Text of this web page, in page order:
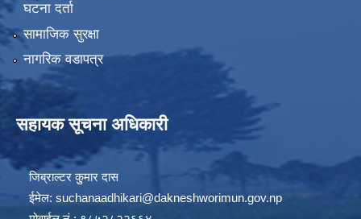
घटना दर्ता
सामाजिक सुरक्षा
नागरिक वडापत्र
सहायक सूचना अधिकारी
जिब्राल्टर कुुमार दास
ईमेल: suchanaadhikari@dakneshworimun.gov.np